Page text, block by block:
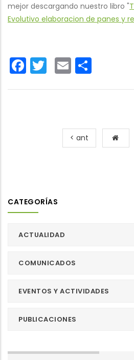
mejor descargando nuestro libro "
Evolutivo elaboracion de panes y
Facebook
Twitter
Email
< ant
CATEGORÍAS
ACTUALIDAD
COMUNICADOS
EVENTOS Y ACTIVIDADES
PUBLICACIONES